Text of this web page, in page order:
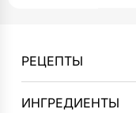
РЕЦЕПТЫ
ИНГРЕДИЕНТЫ